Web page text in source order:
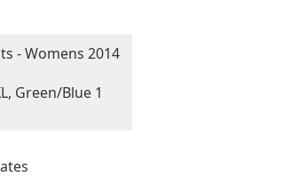
- Womens 2014
Green/Blue 1